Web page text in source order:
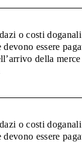
o costi doganali
devono essere
della merce
o costi doganali
devono essere